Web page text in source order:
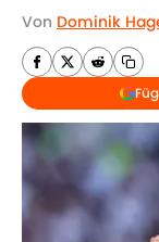
Von Dominik